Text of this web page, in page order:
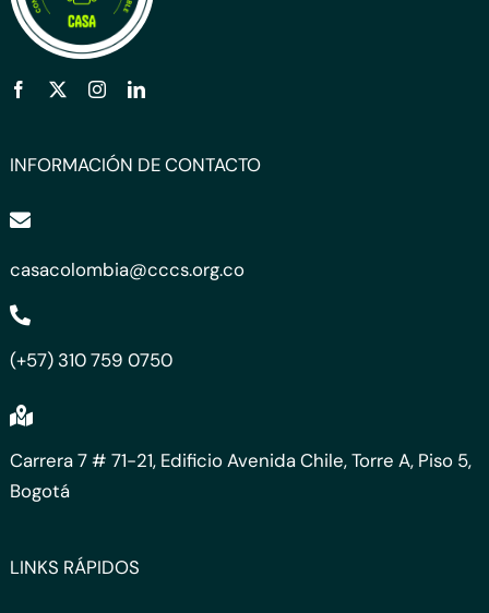
INFORMACIÓN DE CONTACTO
casacolombia@cccs.org.co
(+57) 310 759 0750
Carrera 7 # 71-21, Edificio Avenida Chile, Torre A, Piso 5,
Bogotá
LINKS RÁPIDOS